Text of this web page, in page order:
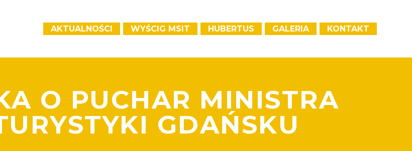
AKTUALNOŚCI WYŚCIG MSIT HUBERTUS GALERIA KONTAKT
O PUCHAR MINISTRA
GDAŃSKU